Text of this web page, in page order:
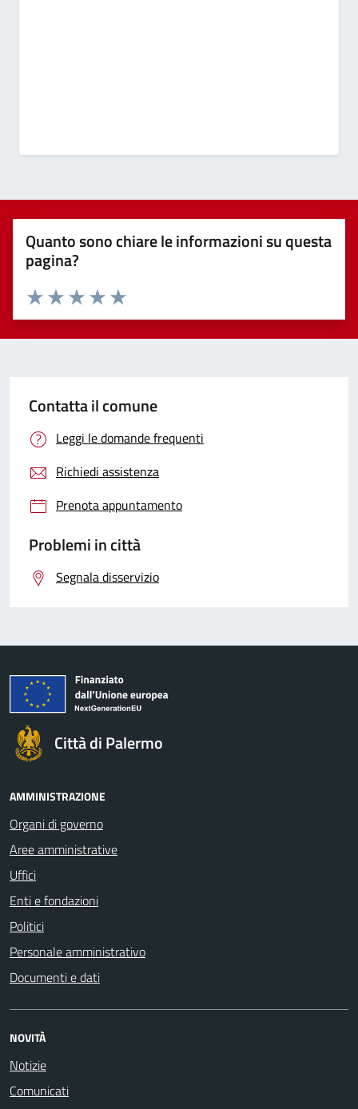
Quanto sono chiare le informazioni su questa
pagina?
Valuta 5 stelle su 5
Valuta 4 stelle su 5
Valuta 3 stelle su 5
Valuta 2 stelle su 5
Valuta 1 stelle su 5
Contatta il comune
Leggi le domande frequenti
Richiedi assistenza
Prenota appuntamento
Problemi in città
Segnala disservizio
Città di Palermo
AMMINISTRAZIONE
Organi di governo
Aree amministrative
Uffici
Enti e fondazioni
Politici
Personale amministrativo
Documenti e dati
NOVITÀ
Notizie
Comunicati